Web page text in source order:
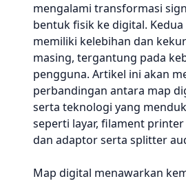
mengalami transformasi
bentuk fisik ke digital.
memiliki kelebihan dan
masing, tergantung pada
pengguna. Artikel ini akan
perbandingan antara map
serta teknologi yang
seperti layar, filament printer
dan adaptor serta splitter
Map digital menawarkan